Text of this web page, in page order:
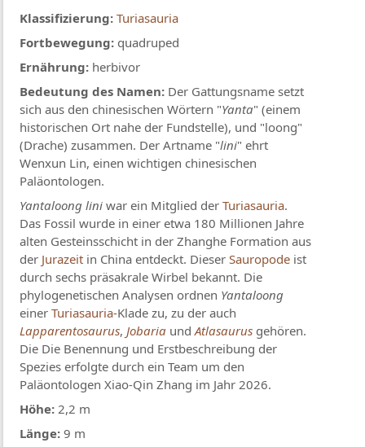
Klassifizierung: Turiasauria
Fortbewegung: quadruped
Ernährung: herbivor
Bedeutung des Namen: Der Gattungsname setzt
sich aus den chinesischen Wörtern "Yanta" (einem
historischen Ort nahe der Fundstelle), und "loong"
(Drache) zusammen. Der Artname "lini" ehrt
Wenxun Lin, einen wichtigen chinesischen
Paläontologen.
Yantaloong lini war ein Mitglied derTuriasauria.
Das Fossil wurde in einer etwa 180 Millionen Jahre
alten Gesteinsschicht in der Zhanghe Formation aus
der Jurazeit in China entdeckt. DieserSauropode ist
durch sechs präsakrale Wirbel bekannt. Die
phylogenetischen Analysen ordnen Yantaloong
einerTuriasauria-Klade zu, zu der auch
Lapparentosaurus,Jobaria undAtlasaurus gehören.
Die Die Benennung und Erstbeschreibung der
Spezies erfolgte durch ein Team um den
Paläontologen Xiao-Qin Zhang im Jahr 2026.
Höhe: 2,2 m
Länge: 9 m